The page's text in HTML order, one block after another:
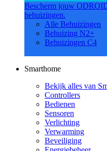
Bescherm jouw
behuizingen.
Alle Behuizingen
Behuizing N2+
Behuizingen C4
Smarthome
Bekijk alles van
Controllers
Bedienen
Sensoren
Verlichting
Verwarming
Beveiliging